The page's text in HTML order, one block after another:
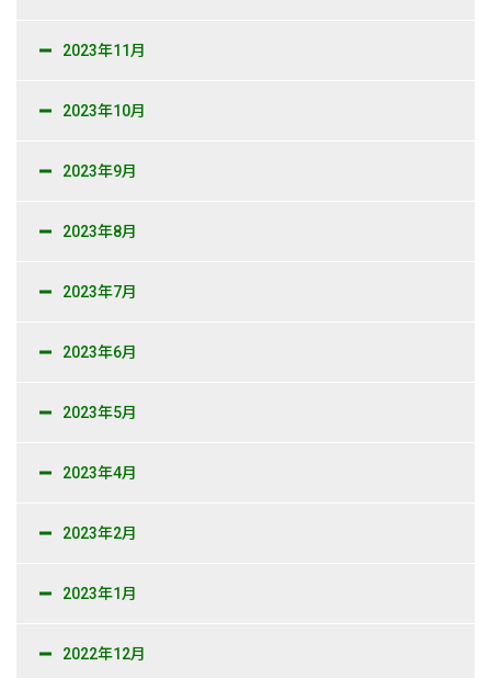
2023年11月
2023年10月
2023年9月
2023年8月
2023年7月
2023年6月
2023年5月
2023年4月
2023年2月
2023年1月
2022年12月